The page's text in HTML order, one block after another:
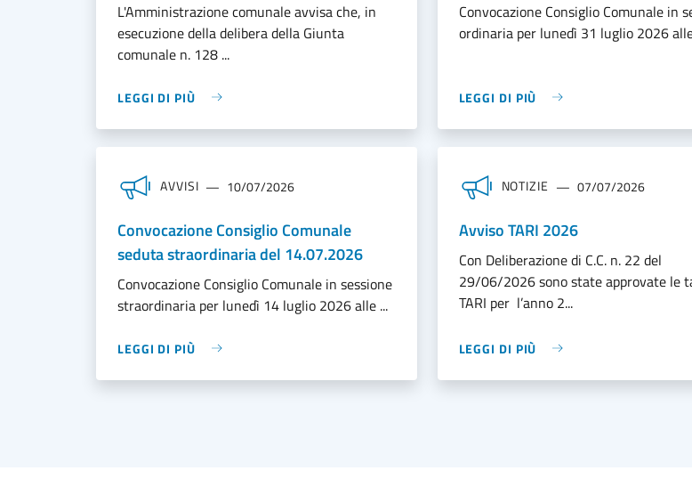
L'Amministrazione comunale avvisa che, in
esecuzione della delibera della Giunta
comunale n. 128 ...
LEGGI DI PIÙ
Convocazione Consiglio Comunale in
ordinaria per lunedì 31 luglio 2026
LEGGI DI PIÙ
AVVISI 10/07/2026
Convocazione Consiglio Comunale
seduta straordinaria del 14.07.2026
Convocazione Consiglio Comunale in sessione
straordinaria per lunedì 14 luglio 2026 alle ...
LEGGI DI PIÙ
NOTIZIE 07/07/2026
Avviso TARI 2026
Con Deliberazione di C.C. n. 22 del
29/06/2026 sono state approvate le
TARI per l’anno 2...
LEGGI DI PIÙ